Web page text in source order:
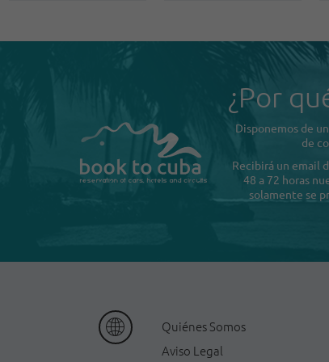
¿Por
Disponemos de
de
Recibirá un email
48 a 72 horas
solamente se
Quiénes Somos
Aviso Legal